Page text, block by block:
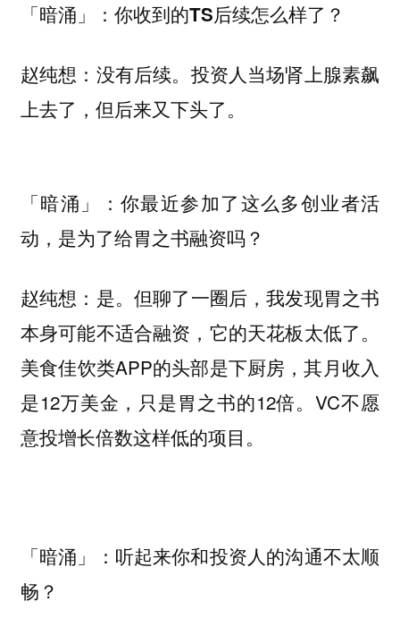
「暗涌」：你收到的TS后续怎么样了？
赵纯想： 没有后续。投资人当场肾上腺素飙
上去了，但后来又下头了。
「暗涌」：你最近参加了这么多创业者活
动，是为了给胃之书融资吗？
赵纯想： 是。但聊了一圈后，我发现胃之书
本身可能不适合融资，它的天花板太低了。
美食佳饮类APP的头部是下厨房，其月收入
是12万美金，只是胃之书的12倍。VC不愿
意投增长倍数这样低的项目。
「暗涌」：听起来你和投资人的沟通不太顺
畅？